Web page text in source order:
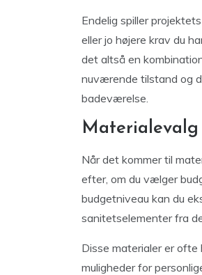
Endelig spiller
eller jo højere krav du
det altså en
nuværende tilstand og
badeværelse.
Når det kommer til
efter, om du vælger
budgetniveau kan du
sanitetselementer fra
Disse materialer er
muligheder for